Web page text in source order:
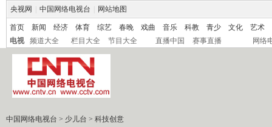
央视网 中国网络电视台 网站地图
首页 新闻 经济 体育 综艺 春晚 戏曲 音乐 科教 青少 文化
艺术
电视
频道大全 栏目大全 节目大全 直播中国 赛事直播 网络
中国网络电视台 > 少儿台 > 科技创意